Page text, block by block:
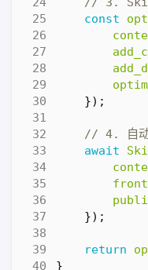
const
});
await
});
return
}